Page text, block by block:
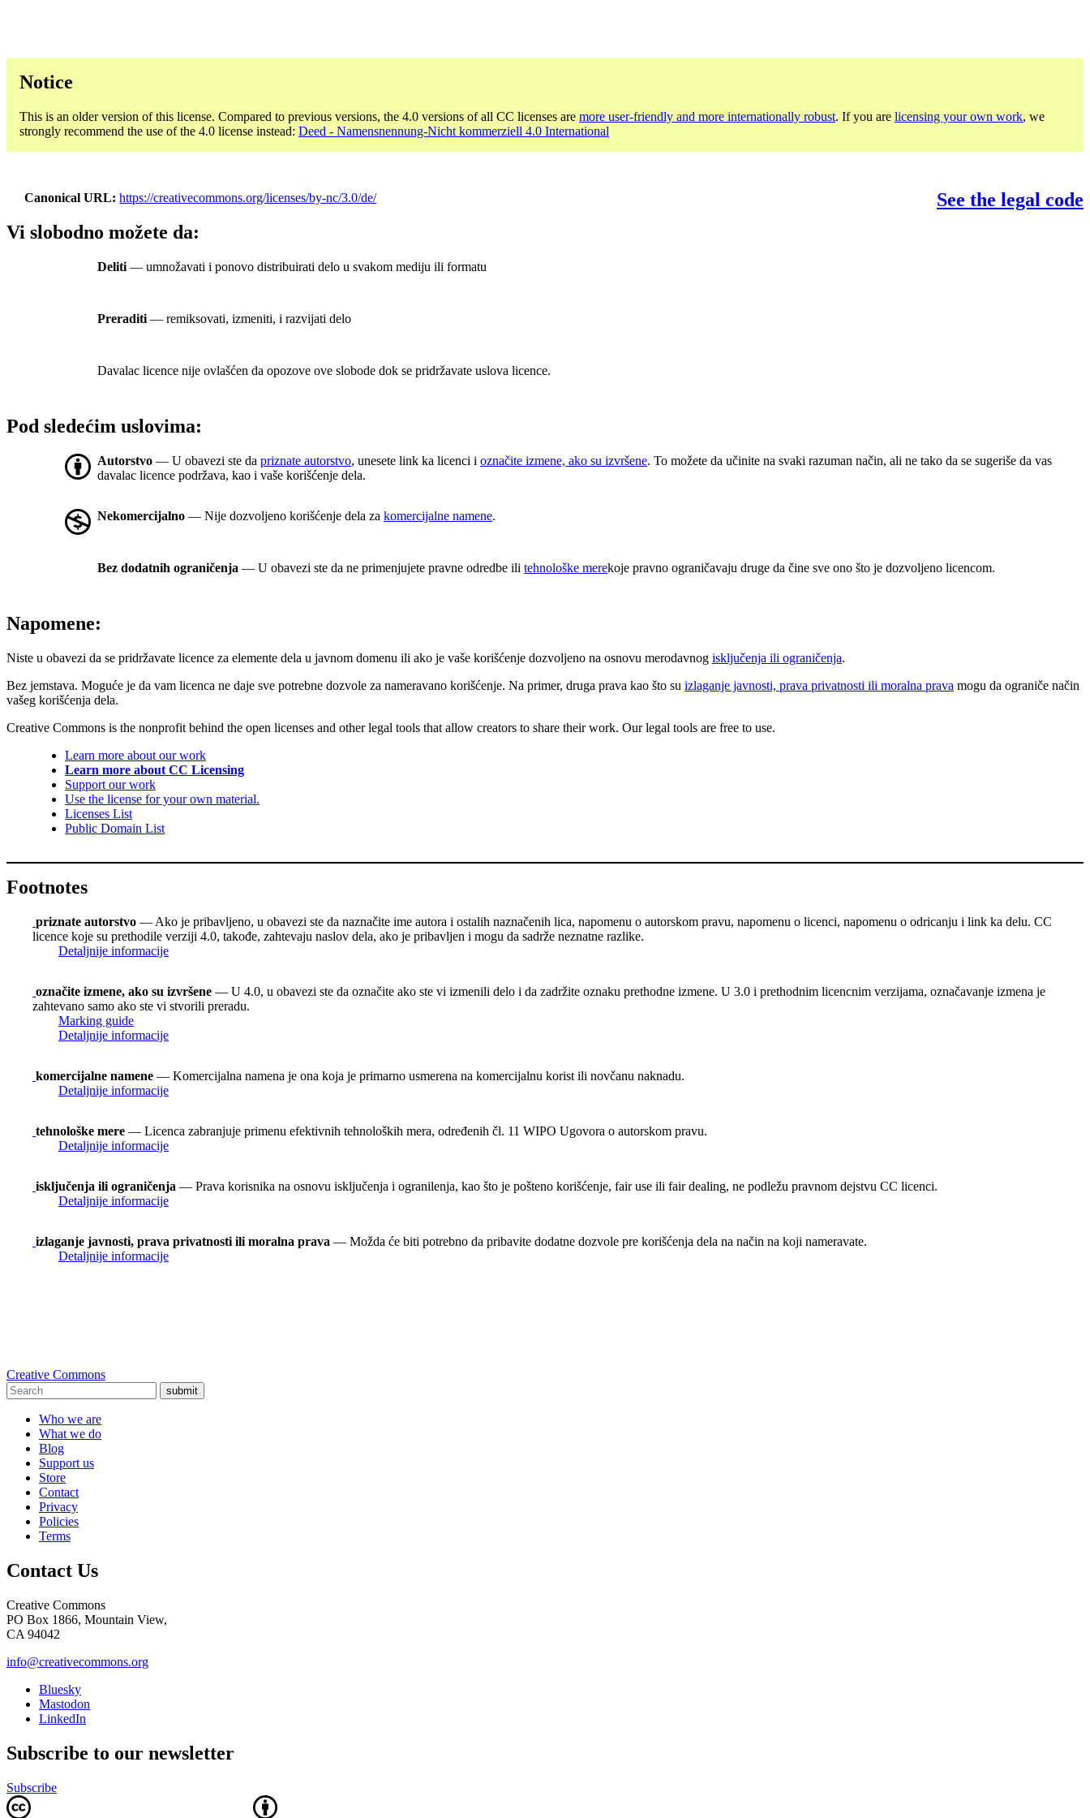
Notice
This is an older version of this license. Compared to previous versions, the 4.0 versions of all CC licenses are more user-friendly and more internationally robust. If you are licensing your own work, we
strongly recommend the use of the 4.0 license instead: Deed - Namensnennung-Nicht kommerziell 4.0 International
Canonical URL https://creativecommons.org/licenses/by-nc/3.0/de/
See the legal code
Vi slobodno možete da:
Deliti — umnožavati i ponovo distribuirati delo u svakom mediju ili formatu
Preraditi — remiksovati, izmeniti, i razvijati delo
Davalac licence nije ovlašćen da opozove ove slobode dok se pridržavate uslova licence.
Pod sledećim uslovima:
Autorstvo — U obavezi ste da priznate autorstvo, unesete link ka licenci i označite izmene, ako su izvršene. To možete da učinite na svaki razuman način, ali ne tako da se sugeriše da vas
davalac licence podržava, kao i vaše korišćenje dela.
Nekomercijalno — Nije dozvoljeno korišćenje dela za komercijalne namene.
Bez dodatnih ograničenja — U obavezi ste da ne primenjujete pravne odredbe ili tehnološke merekoje pravno ograničavaju druge da čine sve ono što je dozvoljeno licencom.
Napomene:
Niste u obavezi da se pridržavate licence za elemente dela u javnom domenu ili ako je vaše korišćenje dozvoljeno na osnovu merodavnog isključenja ili ograničenja.
Bez jemstava. Moguće je da vam licenca ne daje sve potrebne dozvole za nameravano korišćenje. Na primer, druga prava kao što su izlaganje javnosti, prava privatnosti ili moralna prava mogu da ograniče način
vašeg korišćenja dela.
Creative Commons is the nonprofit behind the open licenses and other legal tools that allow creators to share their work. Our legal tools are free to use.
Learn more about our work
Learn more about CC Licensing
Support our work
Use the license for your own material.
Licenses List
Public Domain List
Footnotes
priznate autorstvo — Ako je pribavljeno, u obavezi ste da naznačite ime autora i ostalih naznačenih lica, napomenu o autorskom pravu, napomenu o licenci, napomenu o odricanju i link ka delu. CC
licence koje su prethodile verziji 4.0, takođe, zahtevaju naslov dela, ako je pribavljen i mogu da sadrže neznatne razlike.
Detaljnije informacije
označite izmene, ako su izvršene — U 4.0, u obavezi ste da označite ako ste vi izmenili delo i da zadržite oznaku prethodne izmene. U 3.0 i prethodnim licencnim verzijama, označavanje izmena je
zahtevano samo ako ste vi stvorili preradu.
Marking guide
Detaljnije informacije
komercijalne namene — Komercijalna namena je ona koja je primarno usmerena na komercijalnu korist ili novčanu naknadu.
Detaljnije informacije
tehnološke mere — Licenca zabranjuje primenu efektivnih tehnoloških mera, određenih čl. 11 WIPO Ugovora o autorskom pravu.
Detaljnije informacije
isključenja ili ograničenja — Prava korisnika na osnovu isključenja i ogranilenja, kao što je pošteno korišćenje, fair use ili fair dealing, ne podležu pravnom dejstvu CC licenci.
Detaljnije informacije
izlaganje javnosti, prava privatnosti ili moralna prava — Možda će biti potrebno da pribavite dodatne dozvole pre korišćenja dela na način na koji nameravate.
Detaljnije informacije
Creative Commons
submit
Who we are
What we do
Blog
Support us
Store
Contact
Privacy
Policies
Terms
Contact Us
Creative Commons
PO Box 1866, Mountain View,
CA 94042
info@creativecommons.org
Bluesky
Mastodon
LinkedIn
Subscribe to our newsletter
Subscribe